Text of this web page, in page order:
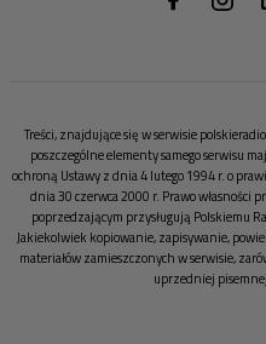
Treści, znajdujące się w serwisie
poszczególne elementy samego serwisu
ochroną Ustawy z dnia 4 lutego 1994 r. o
dnia 30 czerwca 2000 r. Prawo własności
poprzedzającym przysługują Polskiemu
Jakiekolwiek kopiowanie, zapisywanie,
materiałów zamieszczonych w serwisie,
uprzedniej